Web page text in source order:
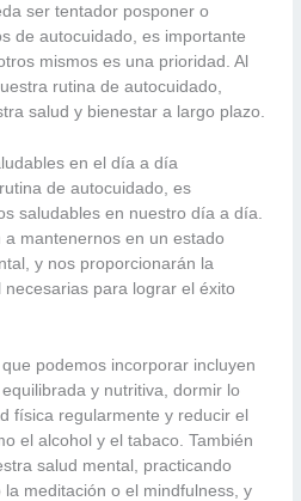
ser tentador posponer o
de autocuidado, es importante
mismos es una prioridad. Al
rutina de autocuidado,
salud y bienestar a largo plazo.
en el día a día
de autocuidado, es
saludables en nuestro día a día.
mantenernos en un estado
y nos proporcionarán la
para lograr el éxito
podemos incorporar incluyen
y nutritiva, dormir lo
física regularmente y reducir el
el alcohol y el tabaco. También
salud mental, practicando
meditación o el mindfulness, y